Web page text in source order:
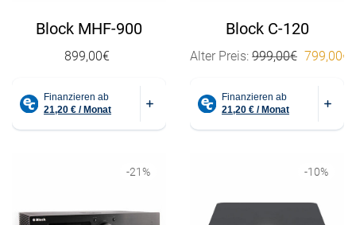
Block MHF-900
899,00€
Block C-120
Alter Preis: 999,00€ 799,00€
-21% -10%